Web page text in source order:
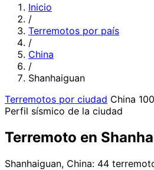
Inicio
/
Terremotos por país
/
China
/
Shanhaiguan
Terremotos por ciudad China
Perfil sísmico de la ciudad
Terremoto en
Shanhaiguan, China: 44